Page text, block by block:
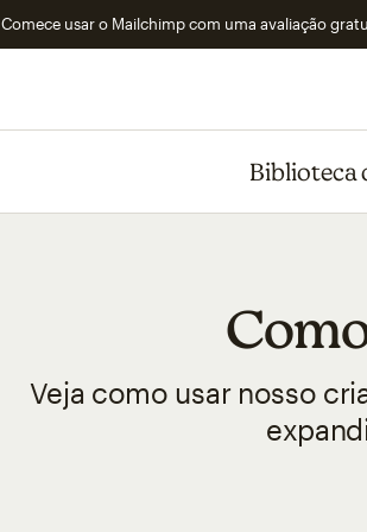
Comece usar o Mailchimp com uma avaliação
Biblioteca
Veja como usar nosso